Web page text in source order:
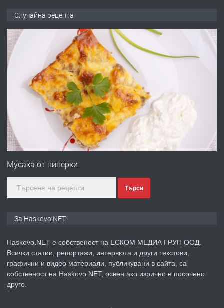
АПАРТАМЕНТ В ЦЕНТЪРА НА ГР.
ХАСКОВО
преди 3 дни
Давам гараж под наем
преди 3 дни
ПРЕДЛАГА
№4120 Магазин/Офис под наем в кв.
преди 4 дни
ПРЕДЛАГА
Продавам парцел в гр. Хасково кв.
Случайна рецепта
Мусака от пиперки
Търси
За Haskovo.NET
Haskovo.NET е собственост на ЕСКОМ МЕДИА ГРУП ООД.
Всички статии, репортажи, интервюта и други текстови,
графични и видео материали, публикувани в сайта, са
собственост на Haskovo.NET, освен ако изрично е посочено
друго.